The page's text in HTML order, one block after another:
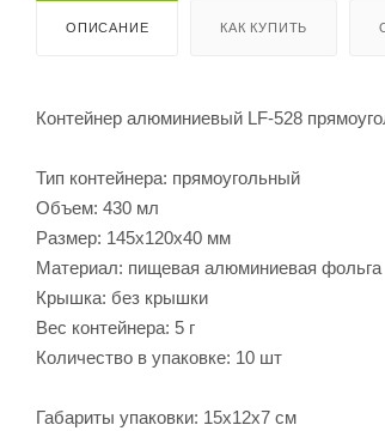
ОПИСАНИЕ КАК КУПИТЬ
Контейнер алюминиевый LF-528
Тип контейнера: прямоугольный
Объем: 430 мл
Размер: 145х120х40 мм
Материал: пищевая алюминиевая фольга
Крышка: без крышки
Вес контейнера: 5 г
Количество в упаковке: 10 шт
Габариты упаковки: 15х12х7 см